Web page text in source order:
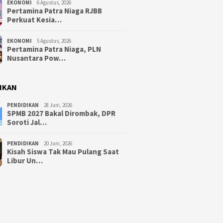
EKONOMI 6 Agustus, 2026
Pertamina Patra Niaga RJBB
Perkuat Kesia…
EKONOMI 5 Agustus, 2026
Pertamina Patra Niaga, PLN
Nusantara Pow…
PENDIDIKAN 28 Juni, 2026
SPMB 2027 Bakal Dirombak, DPR
Soroti Jal…
PENDIDIKAN 20 Juni, 2026
Kisah Siswa Tak Mau Pulang Saat
Libur Un…